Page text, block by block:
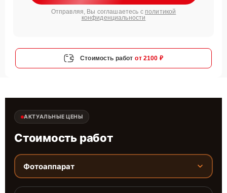
Отправляя, Вы соглашаетесь с политикой
конфиденциальности
Стоимость работ от 2100 ₽
АКТУАЛЬНЫЕ ЦЕНЫ
Стоимость работ
Фотоаппарат